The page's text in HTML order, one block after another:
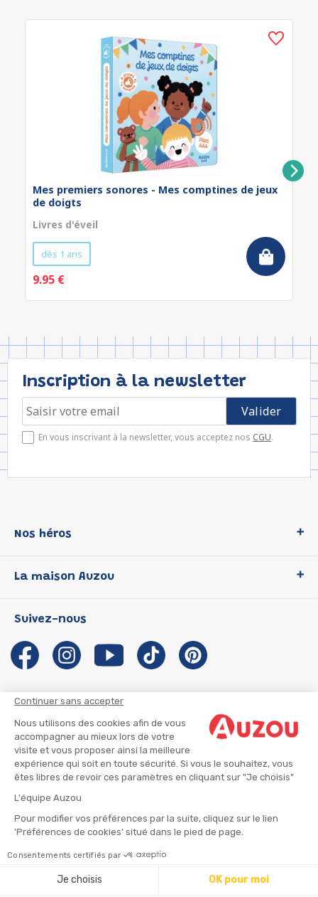
Continuer sans accepter
Nous utilisons des cookies afin de vous
accompagner au mieux lors de votre
visite et vous proposer ainsi la meilleure
expérience qui soit en toute sécurité. Si vous le souhaitez, vous
êtes libres de revoir ces paramètres en cliquant sur "Je choisis"
L'équipe Auzou
Pour modifier vos préférences par la suite, cliquez sur le lien
'Préférences de cookies' situé dans le pied de page.
Consentements certifiés par
Je choisis OK pour moi
Ajouter au panier
Mes premiers sonores - Mes comptines de jeux
de doigts
Livres d'éveil
dès 1 ans
9.95 €
Inscription à la newsletter
En vous inscrivant à la newsletter, vous acceptez nos CGU.
Nos héros
P'tit Loup
Les Influenceuses
Migali
Petite Taupe
La maison Auzou
Notre histoire
Auzou s'engage
Auteurs et illustrateurs Auzou
Suivre mon colis
Infos consommateur
Suivez-nous
CGU
CGV
Mentions légales
© 2026 - AUZOU |